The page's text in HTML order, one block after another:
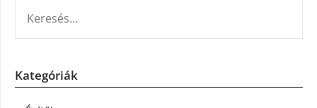
Kategóriák